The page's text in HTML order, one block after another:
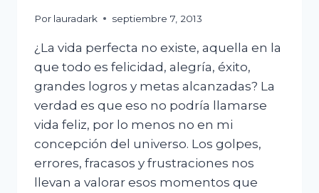
Por lauradark septiembre 7, 2013
¿La vida perfecta no existe, aquella en la
que todo es felicidad, alegría, éxito,
grandes logros y metas alcanzadas? La
verdad es que eso no podría llamarse
vida feliz, por lo menos no en mi
concepción del universo. Los golpes,
errores, fracasos y frustraciones nos
llevan a valorar esos momentos que